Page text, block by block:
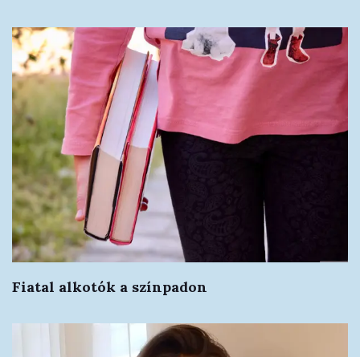
Fiatal alkotók a színpadon